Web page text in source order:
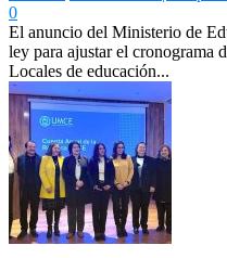
0
El anuncio del Ministerio de
ley para ajustar el cronograma
Locales de educación...